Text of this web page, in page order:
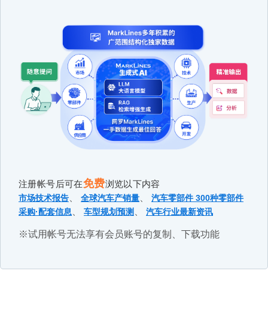
注册帐号后可在免费浏览以下内容
市场技术报告 全球汽车产销量
汽车零部件 300种零部件
采购·配套信息
车型规划预测 汽车行业最新资讯
※试用帐号无法享有会员账号的复制、下载功能